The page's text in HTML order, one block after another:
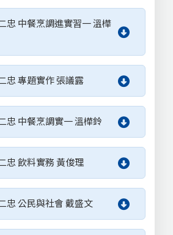
忠 中餐烹調進實習一 溫樺
忠 專題實作 張議露
忠 中餐烹調實一 溫樺鈴
忠 飲料實務 黃俊理
忠 公民與社會 戴盛文